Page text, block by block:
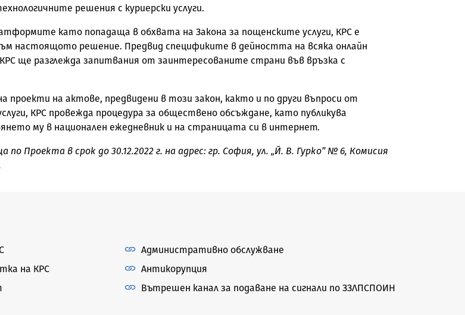
решения с куриерски услуги.
като попадаща в обхвата на Закона за пощенските услуги, КРС е
настоящото решение. Предвид спецификите в дейността на всяка онлайн
ще разглежда запитвания от заинтересованите страни във връзка с
проекти на актове, предвидени в този закон, както и по други въпроси от
КРС провежда процедура за обществено обсъждане, като публикува
му в национален ежедневник и на страницата си в интернет.
Проекта в срок до 30.12.2022 г. на адрес: гр. София, ул. „Й. В. Гурко” № 6, Комисия
на КРС
Административно обслужване
Антикорупция
Вътрешен канал за подаване на сигнали по ЗЗЛПСПОИН